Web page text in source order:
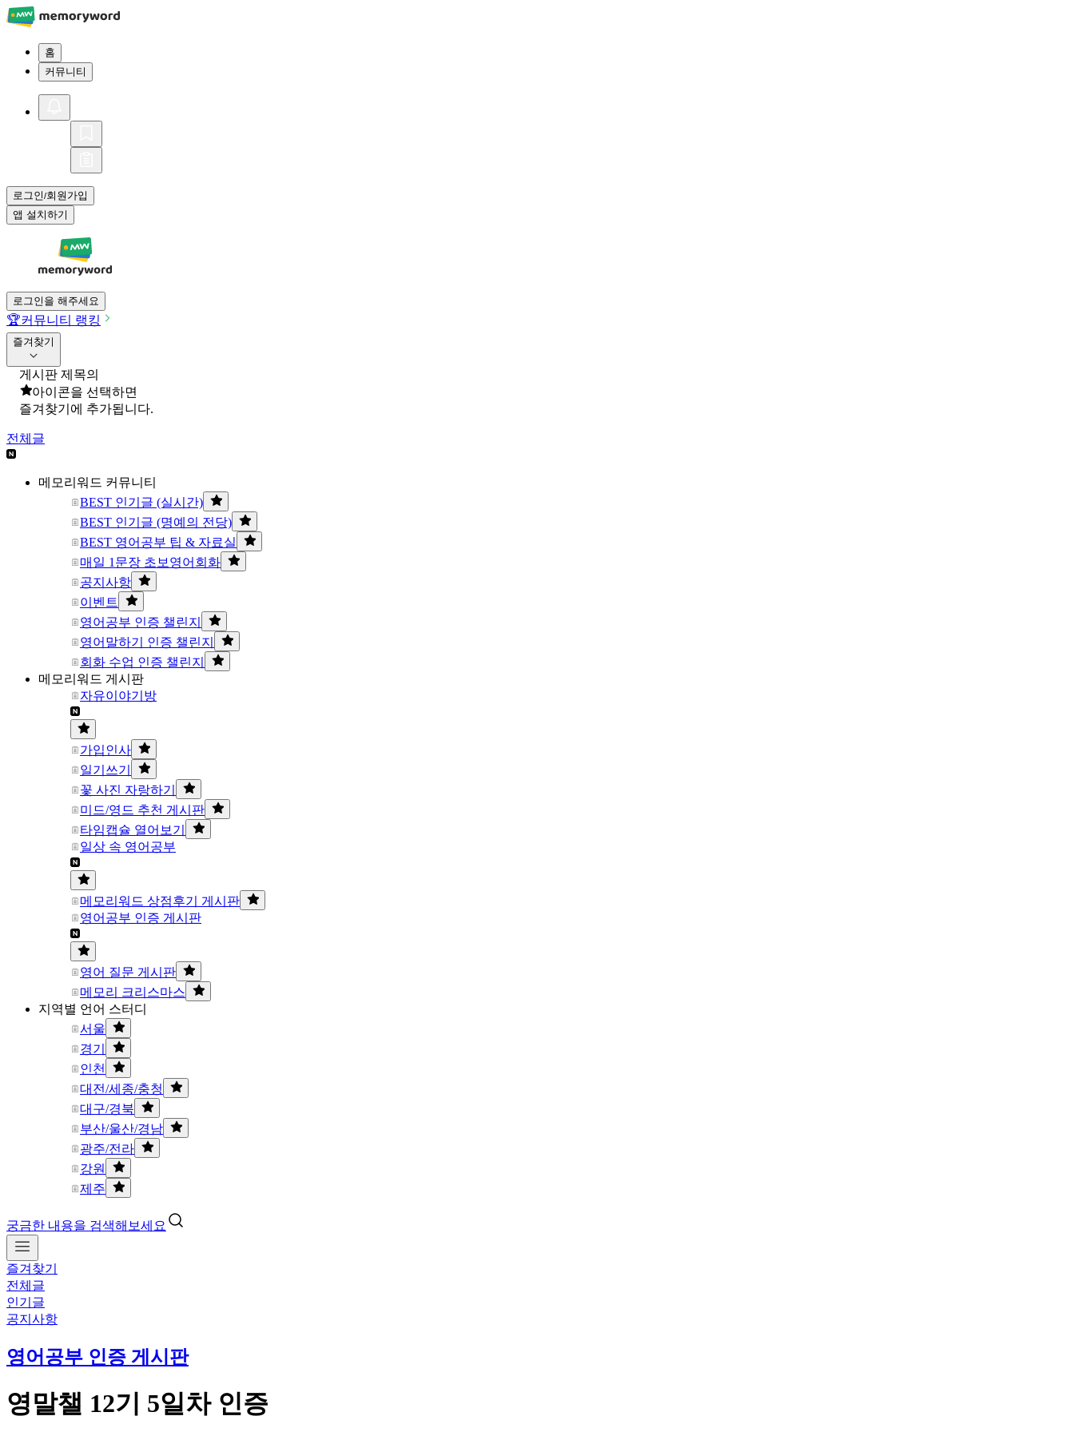
홈
커뮤니티
로그인/회원가입
앱 설치하기
로그인을 해주세요
🏆커뮤니티 랭킹
즐겨찾기
게시판 제목의
아이콘을 선택하면
즐겨찾기에 추가됩니다.
전체글
메모리워드 커뮤니티
BEST 인기글 (실시간)
BEST 인기글 (명예의 전당)
BEST 영어공부 팁 & 자료실
매일 1문장 초보영어회화
공지사항
이벤트
영어공부 인증 챌린지
영어말하기 인증 챌린지
회화 수업 인증 챌린지
메모리워드 게시판
자유이야기방
가입인사
일기쓰기
꽃 사진 자랑하기
미드/영드 추천 게시판
타임캡슐 열어보기
일상 속 영어공부
메모리워드 상점후기 게시판
영어공부 인증 게시판
영어 질문 게시판
메모리 크리스마스
지역별 언어 스터디
서울
경기
인천
대전/세종/충청
대구/경북
부산/울산/경남
광주/전라
강원
제주
궁금한 내용을 검색해보세요
즐겨찾기
전체글
인기글
공지사항
영어공부 인증 게시판
영말챌 12기 5일차 인증